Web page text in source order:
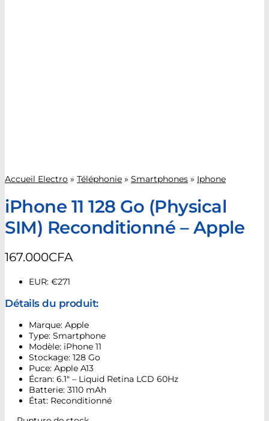
Accueil Electro » Téléphonie » Smartphones » Iphone
iPhone 11 128 Go (Physical
SIM) Reconditionné – Apple
167.000CFA
EUR: €271
Détails du produit:
Marque: Apple
Type: Smartphone
Modèle: iPhone 11
Stockage: 128 Go
Puce: Apple A13
Écran: 6.1″ – Liquid Retina LCD 60Hz
Batterie: 3110 mAh
État: Reconditionné